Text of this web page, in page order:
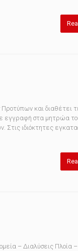
και διαθέτει
εγγραφή στα μητρώα
Στις ιδιόκτητες
– Διαλύσεις Πλοία